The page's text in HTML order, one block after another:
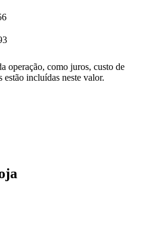
operação, como juros, custo de
estão incluídas neste valor.